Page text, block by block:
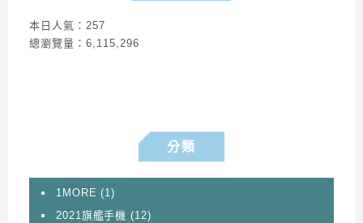
本日人氣：257
總瀏覽量：6,115,296
分類
1MORE (1)
2021旗艦手機 (12)